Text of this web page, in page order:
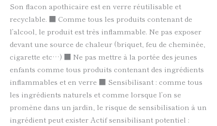
Son flacon apothicaire est en verre réutilisable et
recyclable. ■ Comme tous les produits contenant de
l’alcool, le produit est très inflammable. Ne pas exposer
devant une source de chaleur (briquet, feu de cheminée,
cigarette etc…) ■ Ne pas mettre à la portée des jeunes
enfants comme tous produits contenant des ingrédients
inflammables et en verre ■ Sensibilisant : comme tous
les ingrédients naturels et comme lorsque l’on se
promène dans un jardin, le risque de sensibilisation à un
ingrédient peut exister Actif sensibilisant potentiel :